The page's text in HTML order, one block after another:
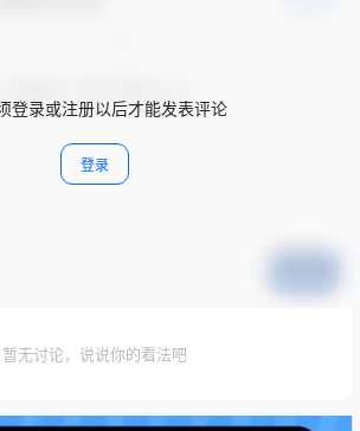
登录或注册以后才能发表评论
登录
暂无讨论，说说你的看法吧